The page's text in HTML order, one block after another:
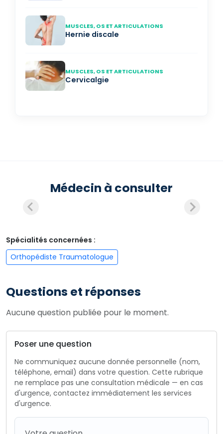
MUSCLES, OS ET ARTICULATIONS
Hernie discale
MUSCLES, OS ET ARTICULATIONS
Cervicalgie
Médecin à consulter
Spécialités concernées :
Orthopédiste Traumatologue
Questions et réponses
Aucune question publiée pour le moment.
Poser une question
Ne communiquez aucune donnée personnelle (nom,
téléphone, email) dans votre question. Cette rubrique
ne remplace pas une consultation médicale — en cas
d'urgence, contactez immédiatement les services
d'urgence.